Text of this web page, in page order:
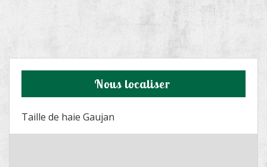
Nous localiser
Taille de haie Gaujan